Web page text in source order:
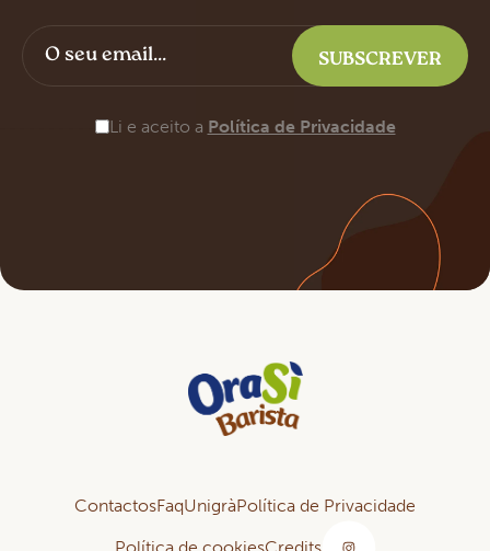
Li e aceito a Política de Privacidade
ContactosFaqUnigràPolítica de Privacidade